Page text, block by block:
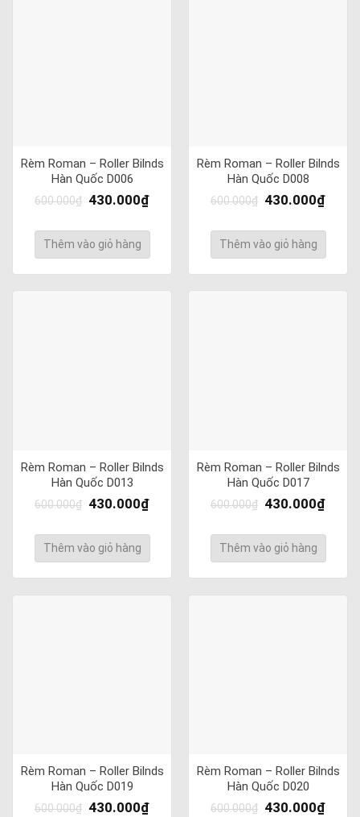
Rèm Roman – Roller Bilnds
Hàn Quốc D006
600.000₫ 430.000₫
Thêm vào giỏ hàng
Rèm Roman – Roller Bilnds
Hàn Quốc D008
600.000₫ 430.000₫
Thêm vào giỏ hàng
Rèm Roman – Roller Bilnds
Hàn Quốc D013
600.000₫ 430.000₫
Thêm vào giỏ hàng
Rèm Roman – Roller Bilnds
Hàn Quốc D017
600.000₫ 430.000₫
Thêm vào giỏ hàng
Rèm Roman – Roller Bilnds
Hàn Quốc D019
600.000₫ 430.000₫
Rèm Roman – Roller Bilnds
Hàn Quốc D020
600.000₫ 430.000₫